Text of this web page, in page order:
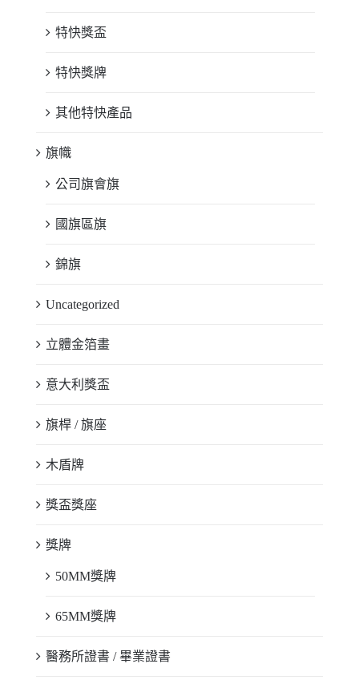
特快獎盃
特快獎牌
其他特快產品
旗幟
公司旗會旗
國旗區旗
錦旗
Uncategorized
立體金箔畫
意大利獎盃
旗桿 / 旗座
木盾牌
獎盃獎座
獎牌
50MM獎牌
65MM獎牌
醫務所證書 / 畢業證書